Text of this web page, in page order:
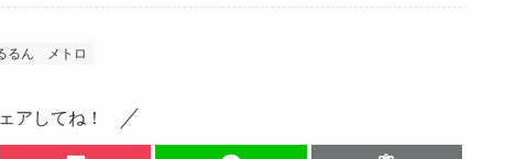
るん メトロ
アしてね！